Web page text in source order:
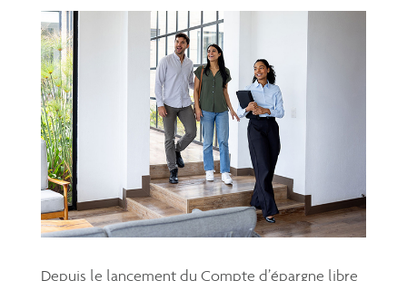
Depuis le lancement du Compte d’épargne libre